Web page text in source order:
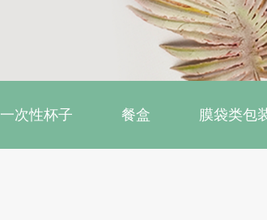
一次性杯子 餐盒 膜袋类包